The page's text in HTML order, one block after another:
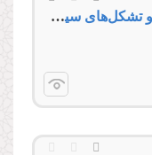
الگوی اسلامی برای فعالیت احزاب و تشکل‌های سیاسی